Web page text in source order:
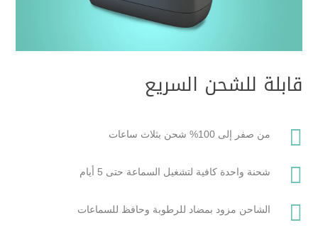
قابلة للشحن السريع
 من صفر إلى 100% شحن بثلاث ساعات
 شحنة واحدة كافية لتشغيل السماعة حتى 5 أيام
 الشاحن مزود بمضاد للرطوبة وحافظ للسماعات